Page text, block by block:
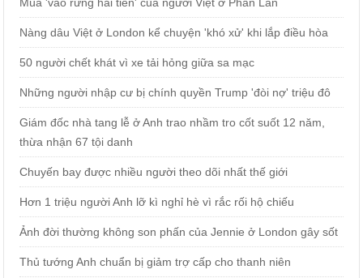
Mùa 'vào rừng hái tiền' của người Việt ở Phần Lan
Nàng dâu Việt ở London kể chuyện 'khó xử' khi lắp điều hòa
50 người chết khát vì xe tải hỏng giữa sa mạc
Những người nhập cư bị chính quyền Trump 'đòi nợ' triệu đô
Giám đốc nhà tang lễ ở Anh trao nhầm tro cốt suốt 12 năm,
thừa nhận 67 tội danh
Chuyến bay được nhiều người theo dõi nhất thế giới
Hơn 1 triệu người Anh lỡ kì nghỉ hè vì rắc rối hộ chiếu
Ảnh đời thường không son phấn của Jennie ở London gây sốt
Thủ tướng Anh chuẩn bị giảm trợ cấp cho thanh niên